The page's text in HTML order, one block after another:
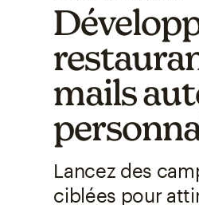
mails
Lancez des
ciblées pour